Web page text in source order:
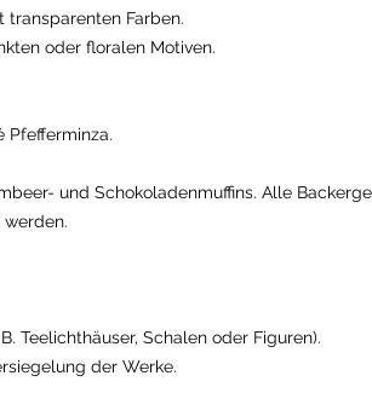
transparenten Farben.
oder floralen Motiven.
Pfefferminza.
und Schokoladenmuffins. Alle
Teelichthäuser, Schalen oder Figuren).
der Werke.